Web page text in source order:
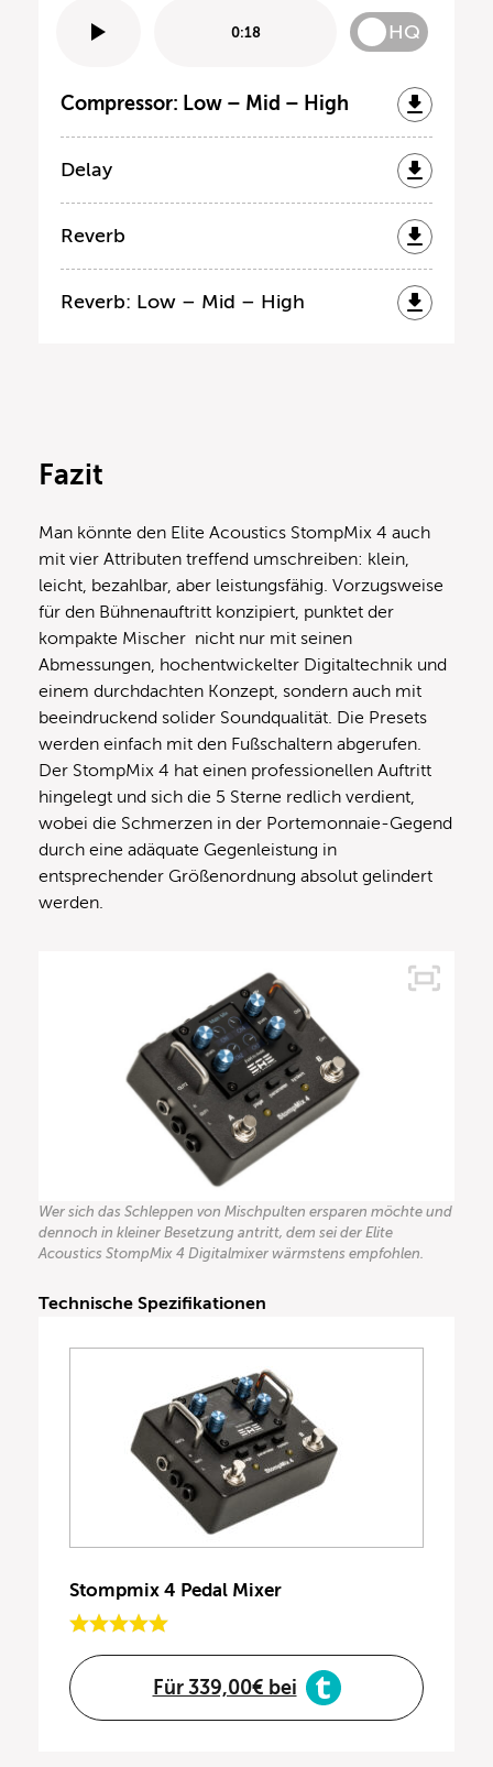
0:18 HQ
Compressor: Low – Mid – High
Delay
Reverb
Reverb: Low – Mid – High
Fazit
Man könnte den Elite Acoustics StompMix 4 auch
mit vier Attributen treffend umschreiben: klein,
leicht, bezahlbar, aber leistungsfähig. Vorzugsweise
für den Bühnenauftritt konzipiert, punktet der
kompakte Mischer nicht nur mit seinen
Abmessungen, hochentwickelter Digitaltechnik und
einem durchdachten Konzept, sondern auch mit
beeindruckend solider Soundqualität. Die Presets
werden einfach mit den Fußschaltern abgerufen.
Der StompMix 4 hat einen professionellen Auftritt
hingelegt und sich die 5 Sterne redlich verdient,
wobei die Schmerzen in der Portemonnaie-Gegend
durch eine adäquate Gegenleistung in
entsprechender Größenordnung absolut gelindert
werden.
Wer sich das Schleppen von Mischpulten ersparen möchte und
dennoch in kleiner Besetzung antritt, dem sei der Elite
Acoustics StompMix 4 Digitalmixer wärmstens empfohlen.
Technische Spezifikationen
Stompmix 4 Pedal Mixer
Für 339,00€ bei